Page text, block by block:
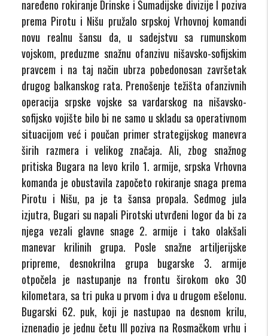
naređeno rokiranje Drinske i Šumadijske divizije I poziva
prema Pirotu i Nišu pružalo srpskoj Vrhovnoj komandi
novu realnu šansu da, u sadejstvu sa rumunskom
vojskom, preduzme snažnu ofanzivu nišavsko-sofijskim
pravcem i na taj način ubrza pobedonosan završetak
drugog balkanskog rata. Prenošenje težišta ofanzivnih
operacija srpske vojske sa vardarskog na nišavsko-
sofijsko vojište bilo bi ne samo u skladu sa operativnom
situacijom već i poučan primer strategijskog manevra
širih razmera i velikog značaja. Ali, zbog snažnog
pritiska Bugara na levo krilo 1. armije, srpska Vrhovna
komanda je obustavila započeto rokiranje snaga prema
Pirotu i Nišu, pa je ta šansa propala. Sedmog jula
izjutra, Bugari su napali Pirotski utvrđeni logor da bi za
njega vezali glavne snage 2. armije i tako olakšali
manevar krilinih grupa. Posle snažne artiljerijske
pripreme, desnokrilna grupa bugarske 3. armije
otpočela je nastupanje na frontu širokom oko 30
kilometara, sa tri puka u prvom i dva u drugom ešelonu.
Bugarski 62. puk, koji je nastupao na desnom krilu,
iznenadio je jednu četu III poziva na Rosmačkom vrhu i